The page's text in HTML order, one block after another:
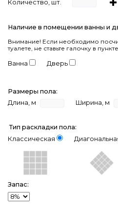
Количество, шт.
Наличие в помещении ванны и
Внимание! Если необходимо
туалете, не ставьте галочку в
Ванна Дверь
Размеры пола:
Длина, м
Ширина, м
Тип раскладки пола:
Классическая
Запас: